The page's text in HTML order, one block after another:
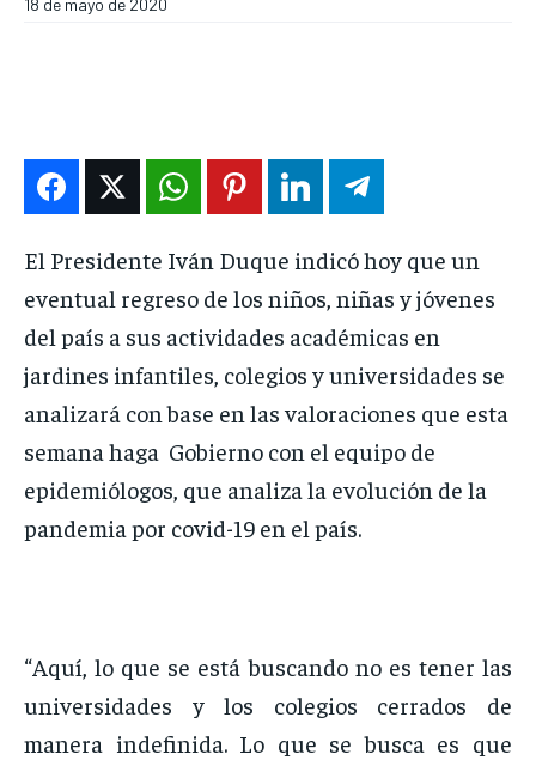
NOSOTROS
INSTITUCIONAL
PUATE CON NOSOTROS
NOSOTROS
INSTITUCIONAL
PUATE CON NOSOTROS
NOSOTROS
INSTITUCIONAL
PUATE CON NOSOTROS
NOSOTROS
INSTITUCIONAL
PUATE CON NOSOTROS
18 de mayo de 2020
El Presidente Iván Duque indicó hoy que un
eventual regreso de los niños, niñas y jóvenes
del país a sus actividades académicas en
jardines infantiles, colegios y universidades se
analizará con base en las valoraciones que esta
semana haga Gobierno con el equipo de
epidemiólogos, que analiza la evolución de la
pandemia por covid-19 en el país.
“Aquí, lo que se está buscando no es tener las
universidades y los colegios cerrados de
manera indefinida. Lo que se busca es que